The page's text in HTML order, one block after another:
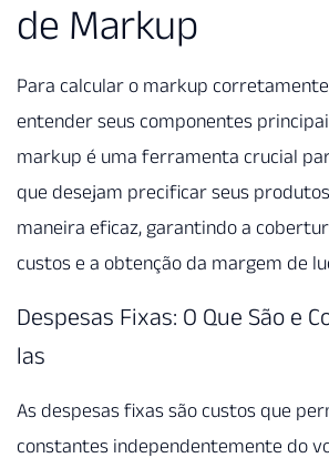
de Markup
Para calcular o markup
entender seus componentes
markup é uma ferramenta crucial
que desejam precificar seus
maneira eficaz, garantindo a
custos e a obtenção da margem de
Despesas Fixas: O Que São e
las
As despesas fixas são custos que
constantes independentemente do